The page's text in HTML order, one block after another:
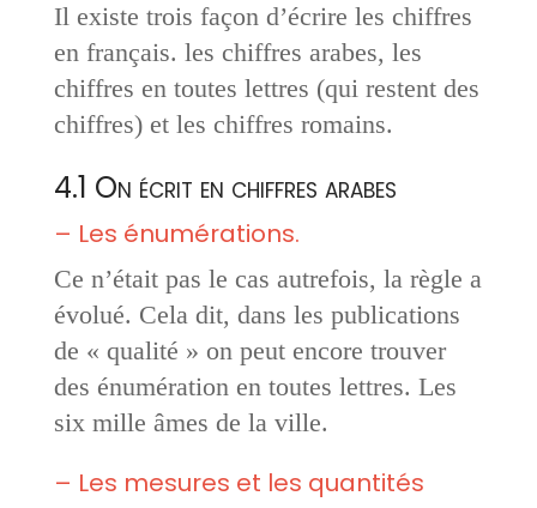
Il existe trois façon d’écrire les chiffres
en français. les chiffres arabes, les
chiffres en toutes lettres (qui restent des
chiffres) et les chiffres romains.
4.1 On écrit en chiffres arabes
– Les énumérations.
Ce n’était pas le cas autrefois, la règle a
évolué. Cela dit, dans les publications
de « qualité » on peut encore trouver
des énumération en toutes lettres. Les
six mille âmes de la ville.
– Les mesures et les quantités